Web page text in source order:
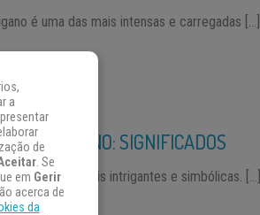
é uma das mais intensas e carregadas […]
CIGANO: SIGNIFICADOS
é uma das mais intrigantes e simbólicas. […]
a
de
. Se
em Gerir
acerca de
da